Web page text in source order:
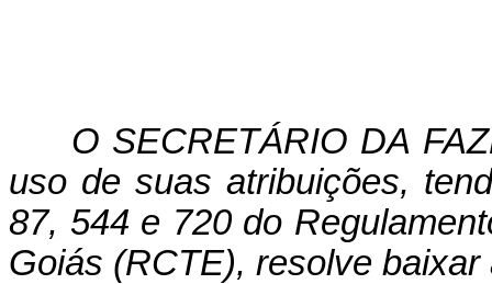
O SECRETÁRIO DA
uso de suas atribuições,
87, 544 e 720 do
Goiás (RCTE), resolve baixar